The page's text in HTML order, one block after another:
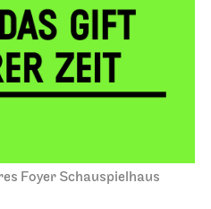
Foyer Schauspielhaus